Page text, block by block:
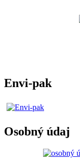
Envi-pak
Osobný údaj